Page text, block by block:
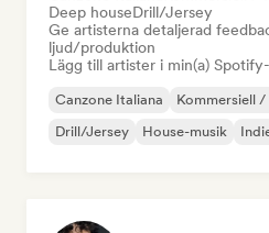
Deep houseDrill/Jersey
Ge artisterna detaljerad
ljud/produktion
Lägg till artister i min(a)
Canzone Italiana Kommersiell
Drill/Jersey
House-musik